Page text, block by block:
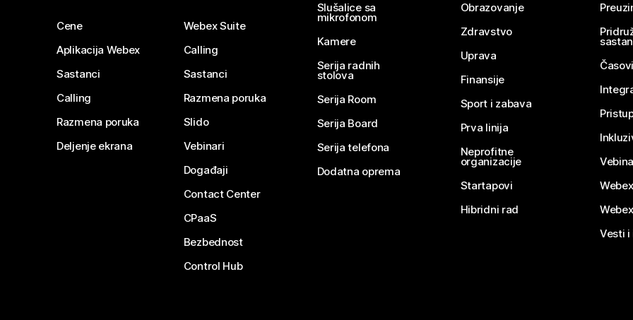
Cene
Aplikacija Webex
Sastanci
Calling
Razmena poruka
Deljenje ekrana
Webex Suite
Calling
Sastanci
Razmena poruka
Slido
Vebinari
Događaji
Contact Center
CPaaS
Bezbednost
Control Hub
Slušalice sa
mikrofonom
Kamere
Serija radnih
stolova
Serija Room
Serija Board
Serija telefona
Dodatna oprema
Obrazovanje
Zdravstvo
Uprava
Finansije
Sport i zabava
Prva linija
Neprofitne
organizacije
Startapovi
Hibridni rad
Vesti